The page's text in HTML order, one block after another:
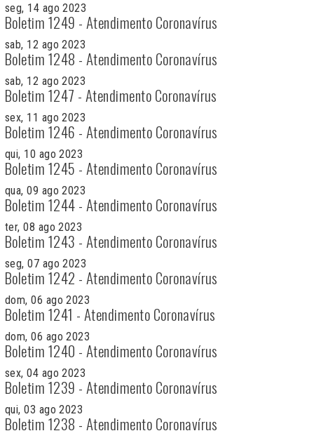
seg, 14 ago 2023
Boletim 1249 - Atendimento Coronavírus
sab, 12 ago 2023
Boletim 1248 - Atendimento Coronavírus
sab, 12 ago 2023
Boletim 1247 - Atendimento Coronavírus
sex, 11 ago 2023
Boletim 1246 - Atendimento Coronavírus
qui, 10 ago 2023
Boletim 1245 - Atendimento Coronavírus
qua, 09 ago 2023
Boletim 1244 - Atendimento Coronavírus
ter, 08 ago 2023
Boletim 1243 - Atendimento Coronavírus
seg, 07 ago 2023
Boletim 1242 - Atendimento Coronavírus
dom, 06 ago 2023
Boletim 1241 - Atendimento Coronavírus
dom, 06 ago 2023
Boletim 1240 - Atendimento Coronavírus
sex, 04 ago 2023
Boletim 1239 - Atendimento Coronavírus
qui, 03 ago 2023
Boletim 1238 - Atendimento Coronavírus